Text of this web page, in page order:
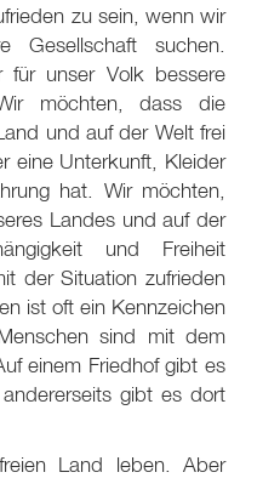
zu sein, wenn wir
suchen.
für unser Volk bessere
möchten, dass die
und auf der Welt frei
eine Unterkunft, Kleider
hat. Wir möchten,
Landes und auf der
und Freiheit
der Situation zufrieden
ist oft ein Kennzeichen
sind mit dem
einem Friedhof gibt es
gibt es dort
Land leben. Aber